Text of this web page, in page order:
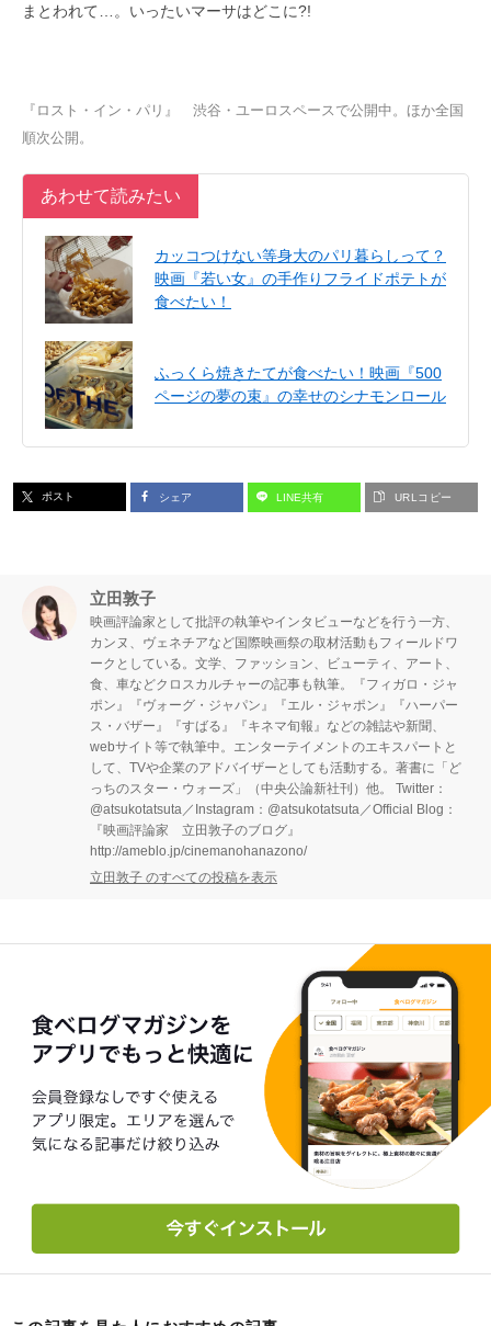
まとわれて…。いったいマーサはどこに?!
『ロスト・イン・パリ』 渋谷・ユーロスペースで公開中。ほか全国
順次公開。
あわせて読みたい
カッコつけない等身大のパリ暮らしって？
映画『若い女』の手作りフライドポテトが
食べたい！
ふっくら焼きたてが食べたい！映画『500
ページの夢の束』の幸せのシナモンロール
ポスト シェア LINE共有 URLコピー
立田敦子
映画評論家として批評の執筆やインタビューなどを行う一方、
カンヌ、ヴェネチアなど国際映画祭の取材活動もフィールドワ
ークとしている。文学、ファッション、ビューティ、アート、
食、車などクロスカルチャーの記事も執筆。『フィガロ・ジャ
ポン』『ヴォーグ・ジャパン』『エル・ジャポン』『ハーパー
ス・バザー』『すばる』『キネマ旬報』などの雑誌や新聞、
webサイト等で執筆中。エンターテイメントのエキスパートと
して、TVや企業のアドバイザーとしても活動する。著書に「ど
っちのスター・ウォーズ」（中央公論新社刊）他。 Twitter：
@atsukotatsuta／Instagram：@atsukotatsuta／Official Blog：
『映画評論家 立田敦子のブログ』
http://ameblo.jp/cinemanohanazono/
立田敦子 のすべての投稿を表示